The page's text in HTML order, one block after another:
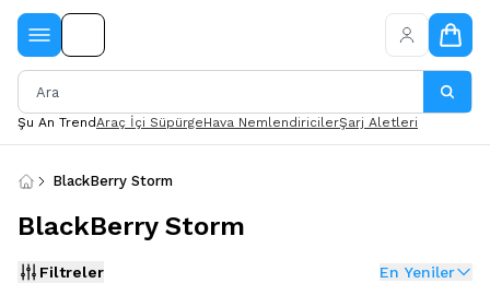
Şu An TrendAraç İçi SüpürgeHava NemlendiricilerŞarj Aletleri
BlackBerry Storm
BlackBerry Storm
Filtreler En Yeniler